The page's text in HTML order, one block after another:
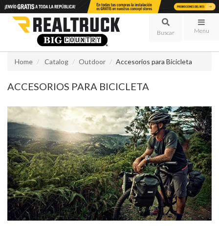
Menu
Home Catalog Outdoor Accesorios para Bicicleta
ACCESORIOS PARA BICICLETA